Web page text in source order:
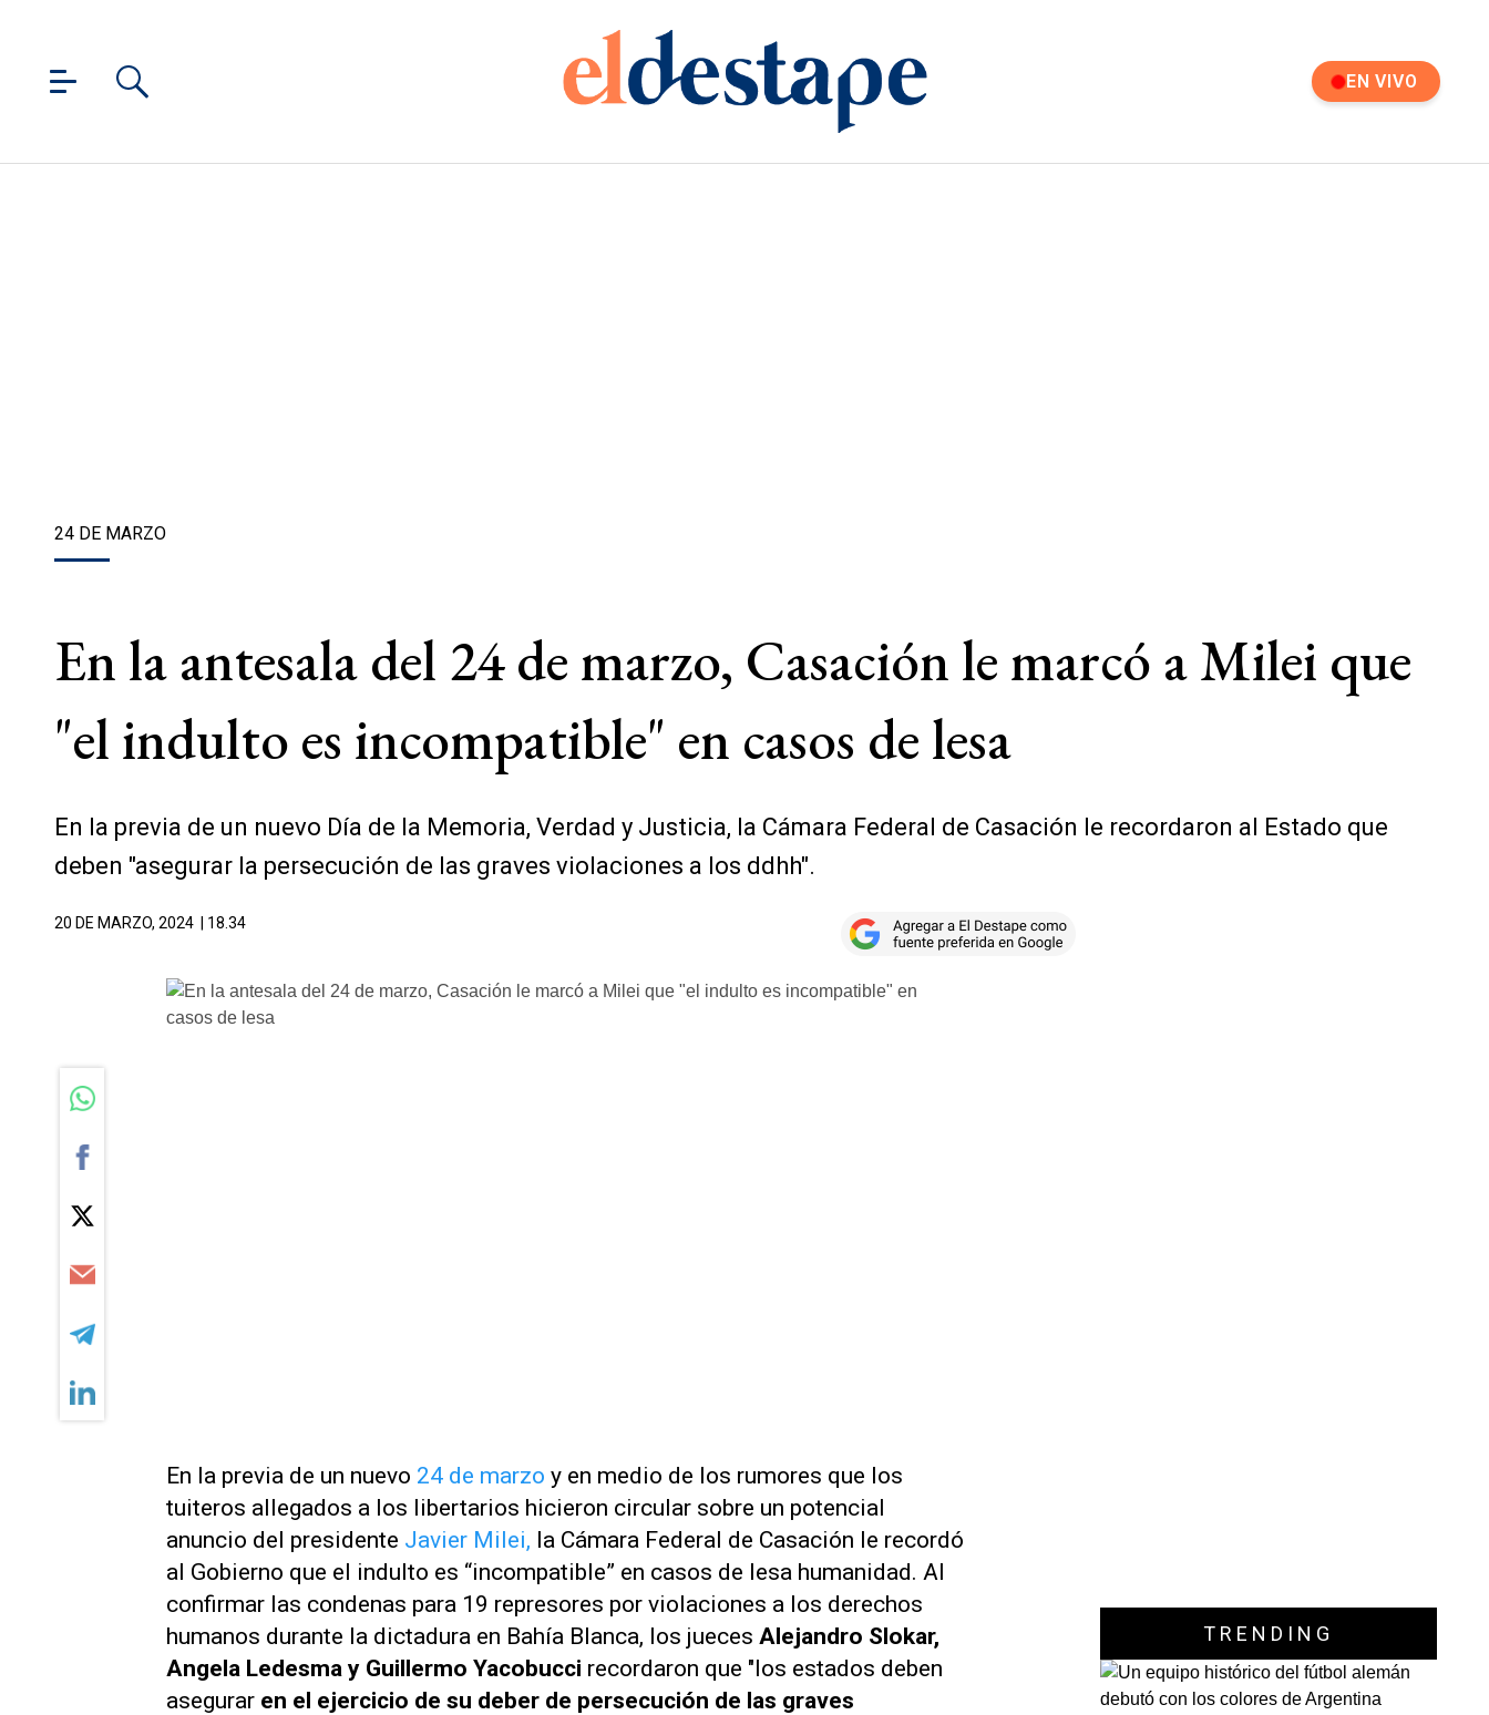
EN VIVO
24 DE MARZO
En la antesala del 24 de marzo, Casación le marcó a Milei que
"el indulto es incompatible" en casos de lesa
En la previa de un nuevo Día de la Memoria, Verdad y Justicia, la Cámara Federal de Casación le recordaron al Estado que
deben "asegurar la persecución de las graves violaciones a los ddhh".
20 DE MARZO, 2024 | 18.34
En la previa de un nuevo 24 de marzo y en medio de los rumores que los
tuiteros allegados a los libertarios hicieron circular sobre un potencial
anuncio del presidente Javier Milei, la Cámara Federal de Casación le recordó
al Gobierno que el indulto es “incompatible” en casos de lesa humanidad. Al
confirmar las condenas para 19 represores por violaciones a los derechos
humanos durante la dictadura en Bahía Blanca, los jueces Alejandro Slokar,
Angela Ledesma y Guillermo Yacobucci recordaron que "los estados deben
asegurar en el ejercicio de su deber de persecución de las graves
TRENDING